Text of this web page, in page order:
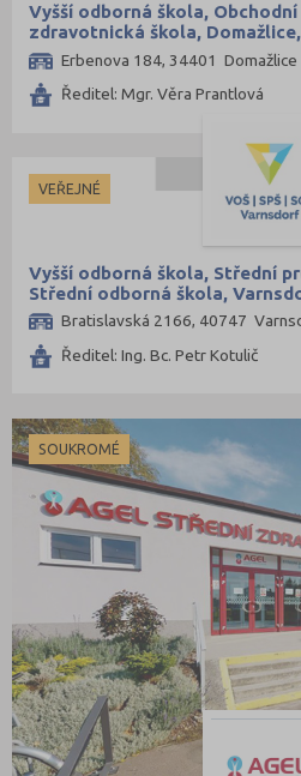
Vyšší odborná škola,
zdravotnická škola,
Erbenova 184, 34401 Domažlice
Ředitel: Mgr. Věra Prantlová
VEŘEJNÉ
Vyšší odborná škola, Střední
Střední odborná škola,
organizace
Bratislavská 2166, 40747
Ředitel: Ing. Bc. Petr Kotulič
SOUKROMÉ